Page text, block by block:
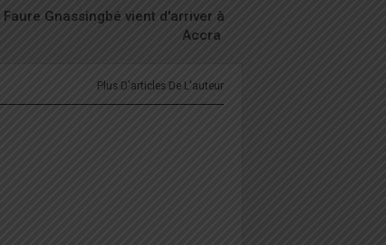
Faure Gnassingbé vient d'arriver à
Accra
Plus D'articles De L'auteur